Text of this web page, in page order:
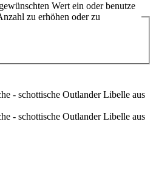
Wert ein oder benutze
zu erhöhen oder zu